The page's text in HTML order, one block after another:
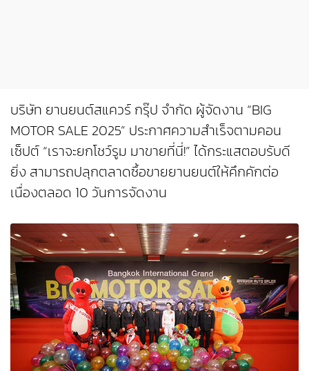
บริษัท ยานยนต์สแควร์ กรุ๊ป จำกัด ผู้จัดงาน “BIG
MOTOR SALE 2025” ประกาศความสำเร็จตามคอน
เซ็ปต์ “เราจะยกโชว์รูม มาขายที่นี่!” ได้กระแสตอบรับดี
ยิ่ง สามารถปลุกตลาดซื้อขายยานยนต์ให้คึกคักต่อ
เนื่องตลอด 10 วันการจัดงาน